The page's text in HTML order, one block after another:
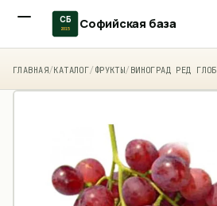
СБ
2015 Софийская база
ГЛАВНАЯ/КАТАЛОГ/ ФРУКТЫ/ ВИНОГРАД РЕД ГЛОБ